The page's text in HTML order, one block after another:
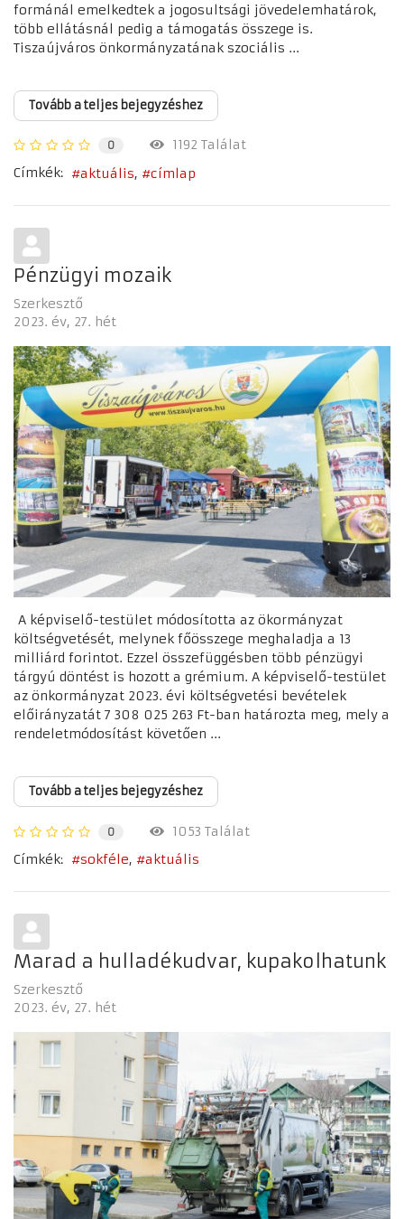
formánál emelkedtek a jogosultsági jövedelemhatárok,
több ellátásnál pedig a támogatás összege is.
Tiszaújváros önkormányzatának szociális ...
Tovább a teljes bejegyzéshez
0
1192 Találat
Címkék:
aktuális címlap
Pénzügyi mozaik
Szerkesztő
2023. év 27. hét
A képviselő-testület módosította az ökormányzat
költségvetését, melynek főösszege meghaladja a 13
milliárd forintot. Ezzel összefüggésben több pénzügyi
tárgyú döntést is hozott a grémium. A képviselő-testület
az önkormányzat 2023. évi költségvetési bevételek
előirányzatát 7 308 025 263 Ft-ban határozta meg, mely a
rendeletmódosítást követően ...
Tovább a teljes bejegyzéshez
0
1053 Találat
Címkék:
sokféle aktuális
Marad a hulladékudvar, kupakolhatunk
Szerkesztő
2023. év 27. hét